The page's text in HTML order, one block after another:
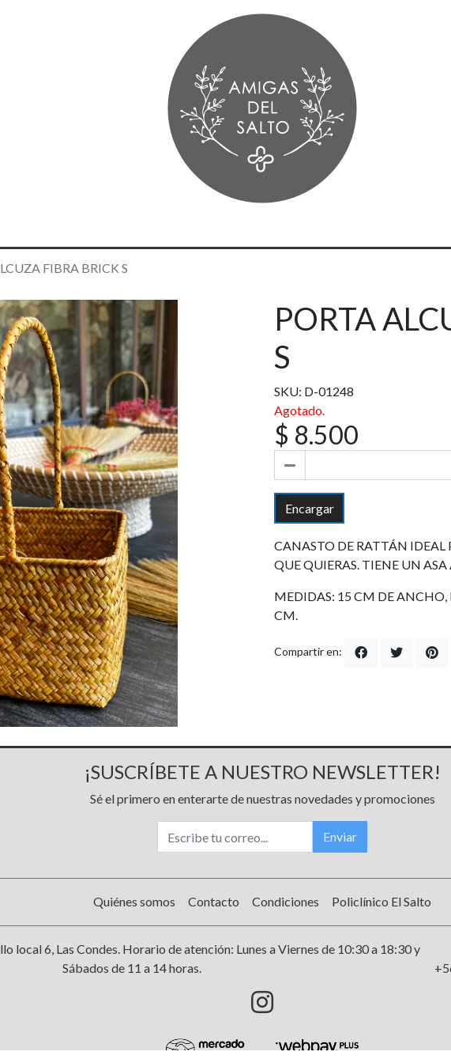
FIBRA BRICK S
PORTA
S
SKU: D-01248
Agotado.
$ 8.500
Encargar
CANASTO DE RATTÁN IDEAL
QUE QUIERAS. TIENE UN ASA
MEDIDAS: 15 CM DE ANCHO,
CM.
Compartir en:
¡SUSCRÍBETE A NUESTRO NEWSLETTER!
Sé el primero en enterarte de nuestras novedades y promociones
Enviar
Quiénes somos Contacto Condiciones Policlínico El Salto
local 6, Las Condes. Horario de atención: Lunes a Viernes de 10:30 a 18:30 y
Sábados de 11 a 14 horas.